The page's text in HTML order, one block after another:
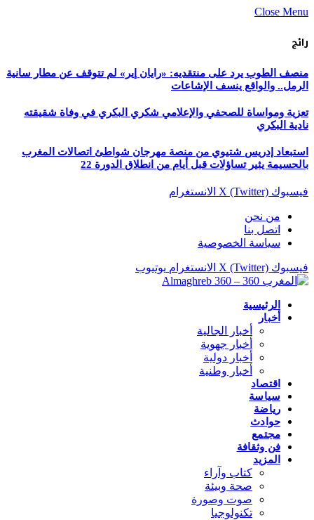
Close Menu
رائج
منصف الطوب يرد على منتقديه: «رايان إير» لم تتوقف عن مطار سانية
الرمل.. والواقع ينسف الإشاعات
تعزية ومواساة للصحفي والإعلامي شكري البكري في وفاة شقيقته
نادية البكري
استبعاد إدريس شتيوي من منصة مهرجان شواطئ اتصالات المغرب
بالحسيمة يثير تساؤلات قبل أيام من انطلاق الدورة 22
فيسبوك X (Twitter) الانستغرام
من نحن
اتصل بنا
سياسة الخصوصية
فيسبوك X (Twitter) الانستغرام يوتيوب
الرئيسية
أخبار
أخبار الجالية
أخبار جهوية
أخبار دولية
أخبار وطنية
اقتصاد
سياسة
رياضة
حوادث
مجتمع
فن وثقافة
المزيد
كتاب وآراء
صحة وبيئة
صوت وصورة
تكنولوجيا